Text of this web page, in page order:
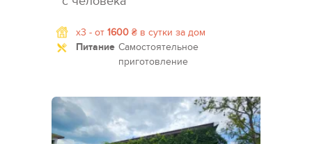
x3 - от 1600 ₴ в сутки за дом
Питание Самостоятельное
приготовление